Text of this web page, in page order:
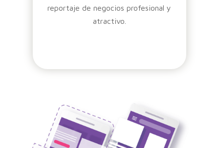
reportaje de negocios profesional y
atractivo.